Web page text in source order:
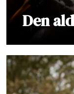
Den